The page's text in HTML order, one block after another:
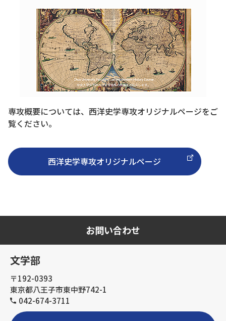
専攻概要については、西洋史学専攻オリジナルページをご
覧ください。
西洋史学専攻オリジナルページ
お問い合わせ
文学部
〒192-0393
東京都八王子市東中野742-1
042-674-3711